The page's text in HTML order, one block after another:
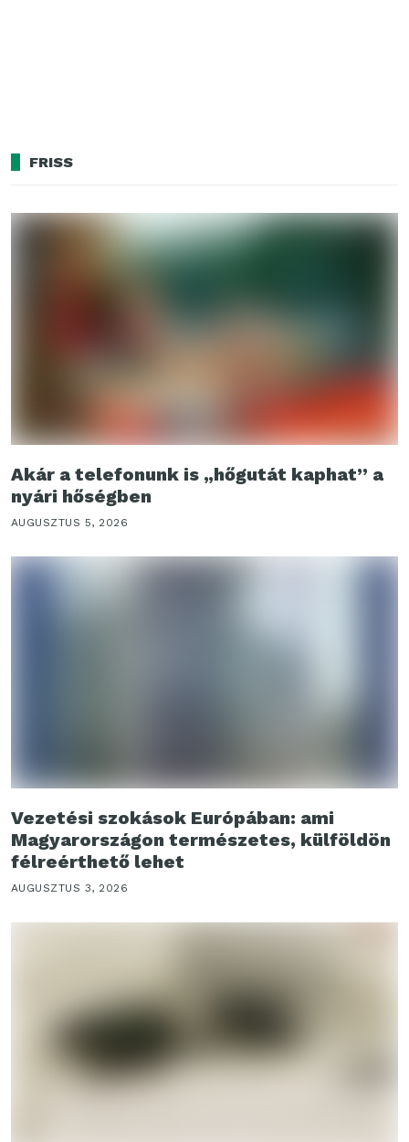
FRISS
Akár a telefonunk is „hőgutát kaphat” a
nyári hőségben
AUGUSZTUS 5, 2026
Vezetési szokások Európában: ami
Magyarországon természetes, külföldön
félreérthető lehet
AUGUSZTUS 3, 2026